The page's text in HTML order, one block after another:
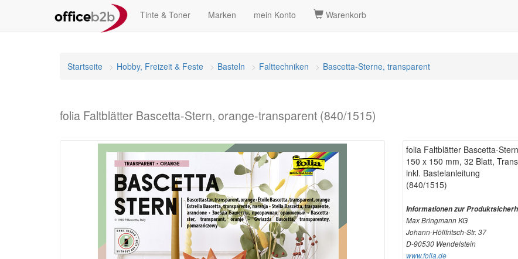
Tinte & Toner Marken mein Konto Warenkorb
Startseite Hobby, Freizeit & Feste Basteln Falttechniken Bascetta-Sterne, transparent
folia Faltblätter Bascetta-Stern, orange-transparent (840/1515)
folia Faltblätter Bascetta-
150 x 150 mm, 32 Blatt,
inkl. Bastelanleitung
(840/1515)
Informationen zur
Max Bringmann KG
Johann-Höllfritsch-Str. 37
D-90530 Wendelstein
www.folia.de